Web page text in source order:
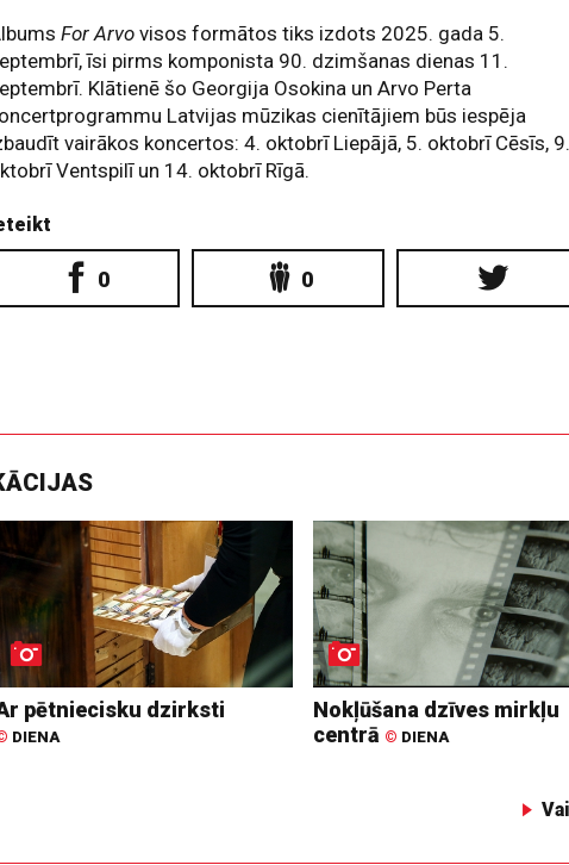
For Arvovisos formātos tiks izdots 2025. gada 5.
īsi pirms komponista 90. dzimšanas dienas 11.
Klātienē šo Georgija Osokina un Arvo Perta
Latvijas mūzikas cienītājiem būs iespēja
vairākos koncertos: 4. oktobrī Liepājā, 5. oktobrī Cēsīs,
Ventspilī un 14. oktobrī Rīgā.
0 0
pētniecisku dzirksti
DIENA
Nokļūšana dzīves mirkļu
centrā © DIENA